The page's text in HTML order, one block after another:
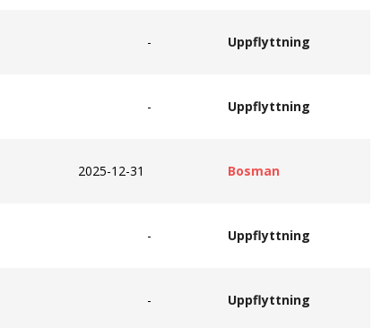
- Uppflyttning
- Uppflyttning
2025-12-31 Bosman
- Uppflyttning
- Uppflyttning